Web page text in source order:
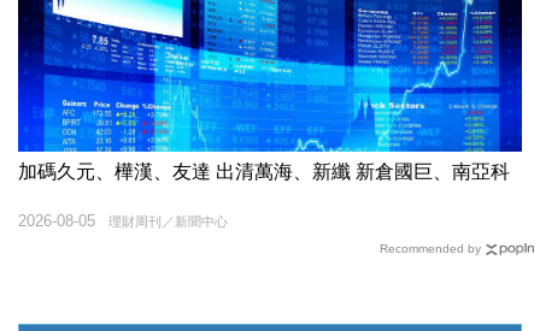
加碼久元、樺漢、友達 出清萬海、新纖 新倉國巨、南亞科
理財周刊／新聞中心
2026-08-05
Recommended by